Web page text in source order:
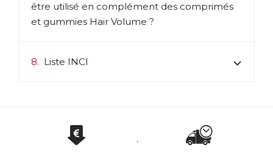
être utilisé en complément des comprimés
et gummies Hair Volume ?
8. Liste INCI